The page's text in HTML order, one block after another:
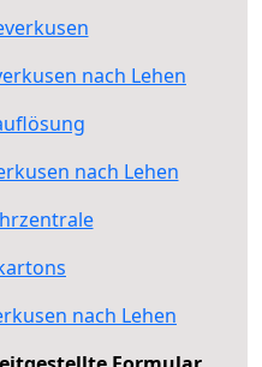
nach Lehen
nach Lehen
nach Lehen